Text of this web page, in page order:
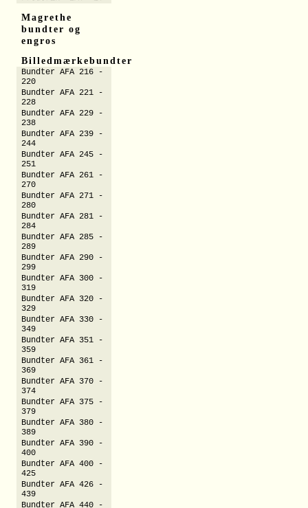
Magrethe
bundter og
engros
Billedmærkebundter
Bundter AFA 216 -
220
Bundter AFA 221 -
228
Bundter AFA 229 -
238
Bundter AFA 239 -
244
Bundter AFA 245 -
251
Bundter AFA 261 -
270
Bundter AFA 271 -
280
Bundter AFA 281 -
284
Bundter AFA 285 -
289
Bundter AFA 290 -
299
Bundter AFA 300 -
319
Bundter AFA 320 -
329
Bundter AFA 330 -
349
Bundter AFA 351 -
359
Bundter AFA 361 -
369
Bundter AFA 370 -
374
Bundter AFA 375 -
379
Bundter AFA 380 -
389
Bundter AFA 390 -
400
Bundter AFA 400 -
425
Bundter AFA 426 -
439
Bundter AFA 440 -